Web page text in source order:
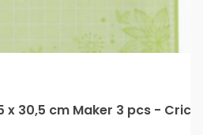
x 30,5 cm Maker 3 pcs -